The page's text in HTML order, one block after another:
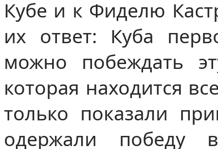
Кубе и к Фиделю
их ответ: Куба
можно побеждать
которая находится
только показали
одержали победу